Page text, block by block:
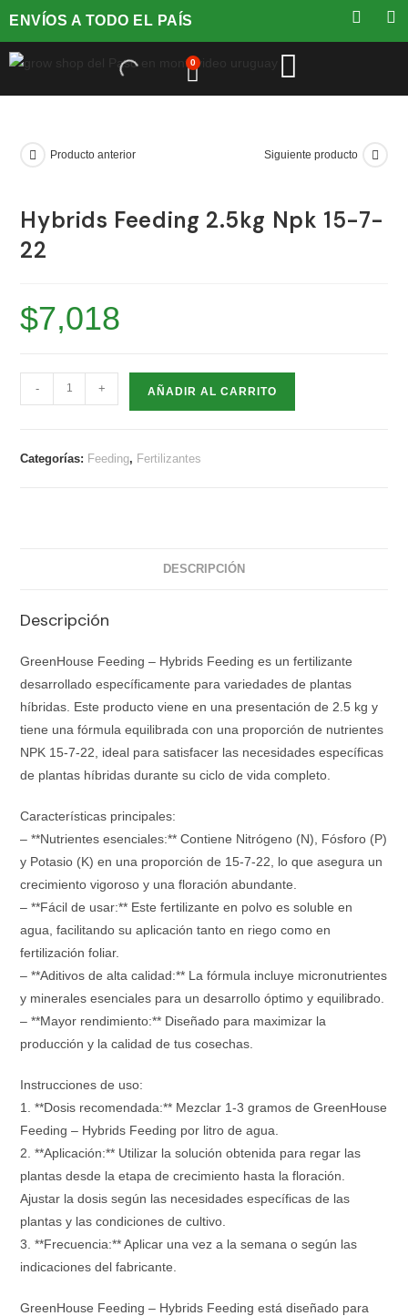
ENVÍOS A TODO EL PAÍS
0
Producto anterior Siguiente producto
Hybrids Feeding 2.5kg Npk 15-7-
22
$7,018
- + AÑADIR AL CARRITO
Categorías: Feeding, Fertilizantes
DESCRIPCIÓN
Descripción
GreenHouse Feeding – Hybrids Feeding es un fertilizante
desarrollado específicamente para variedades de plantas
híbridas. Este producto viene en una presentación de 2.5 kg y
tiene una fórmula equilibrada con una proporción de nutrientes
NPK 15-7-22, ideal para satisfacer las necesidades específicas
de plantas híbridas durante su ciclo de vida completo.
Características principales:
– **Nutrientes esenciales:** Contiene Nitrógeno (N), Fósforo (P)
y Potasio (K) en una proporción de 15-7-22, lo que asegura un
crecimiento vigoroso y una floración abundante.
– **Fácil de usar:** Este fertilizante en polvo es soluble en
agua, facilitando su aplicación tanto en riego como en
fertilización foliar.
– **Aditivos de alta calidad:** La fórmula incluye micronutrientes
y minerales esenciales para un desarrollo óptimo y equilibrado.
– **Mayor rendimiento:** Diseñado para maximizar la
producción y la calidad de tus cosechas.
Instrucciones de uso:
1. **Dosis recomendada:** Mezclar 1-3 gramos de GreenHouse
Feeding – Hybrids Feeding por litro de agua.
2. **Aplicación:** Utilizar la solución obtenida para regar las
plantas desde la etapa de crecimiento hasta la floración.
Ajustar la dosis según las necesidades específicas de las
plantas y las condiciones de cultivo.
3. **Frecuencia:** Aplicar una vez a la semana o según las
indicaciones del fabricante.
GreenHouse Feeding – Hybrids Feeding está diseñado para